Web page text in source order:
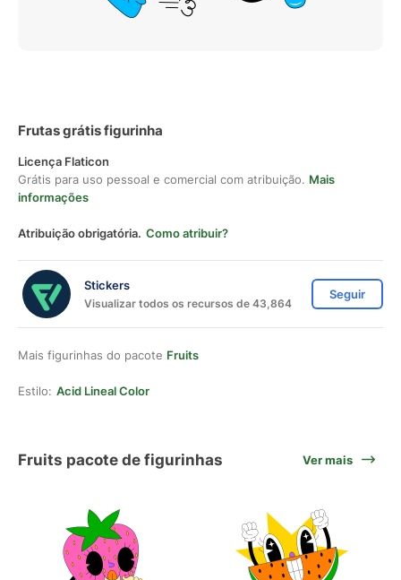
Frutas grátis figurinha
Licença Flaticon
Grátis para uso pessoal e comercial com atribuição. Mais
informações
Atribuição obrigatória. Como atribuir?
Stickers
Visualizar todos os recursos de 43,864
Seguir
Mais figurinhas do pacote Fruits
Estilo: Acid Lineal Color
Fruits pacote de figurinhas Ver mais